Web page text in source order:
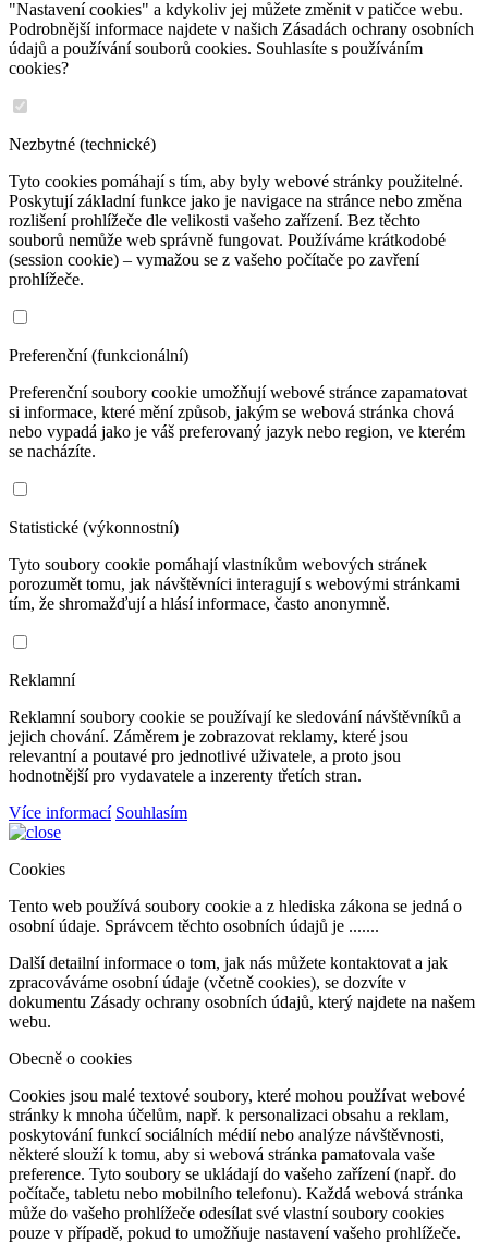
"Nastavení cookies" a kdykoliv jej můžete změnit v patičce webu.
Podrobnější informace najdete v našich Zásadách ochrany osobních
údajů a používání souborů cookies. Souhlasíte s používáním
cookies?
Nezbytné (technické)
Tyto cookies pomáhají s tím, aby byly webové stránky použitelné.
Poskytují základní funkce jako je navigace na stránce nebo změna
rozlišení prohlížeče dle velikosti vašeho zařízení. Bez těchto
souborů nemůže web správně fungovat. Používáme krátkodobé
(session cookie) – vymažou se z vašeho počítače po zavření
prohlížeče.
Preferenční (funkcionální)
Preferenční soubory cookie umožňují webové stránce zapamatovat
si informace, které mění způsob, jakým se webová stránka chová
nebo vypadá jako je váš preferovaný jazyk nebo region, ve kterém
se nacházíte.
Statistické (výkonnostní)
Tyto soubory cookie pomáhají vlastníkům webových stránek
porozumět tomu, jak návštěvníci interagují s webovými stránkami
tím, že shromažďují a hlásí informace, často anonymně.
Reklamní
Reklamní soubory cookie se používají ke sledování návštěvníků a
jejich chování. Záměrem je zobrazovat reklamy, které jsou
relevantní a poutavé pro jednotlivé uživatele, a proto jsou
hodnotnější pro vydavatele a inzerenty třetích stran.
Více informací Souhlasím
Cookies
Tento web používá soubory cookie a z hlediska zákona se jedná o
osobní údaje. Správcem těchto osobních údajů je .......
Další detailní informace o tom, jak nás můžete kontaktovat a jak
zpracováváme osobní údaje (včetně cookies), se dozvíte v
dokumentu Zásady ochrany osobních údajů, který najdete na našem
webu.
Obecně o cookies
Cookies jsou malé textové soubory, které mohou používat webové
stránky k mnoha účelům, např. k personalizaci obsahu a reklam,
poskytování funkcí sociálních médií nebo analýze návštěvnosti,
některé slouží k tomu, aby si webová stránka pamatovala vaše
preference. Tyto soubory se ukládají do vašeho zařízení (např. do
počítače, tabletu nebo mobilního telefonu). Každá webová stránka
může do vašeho prohlížeče odesílat své vlastní soubory cookies
pouze v případě, pokud to umožňuje nastavení vašeho prohlížeče.